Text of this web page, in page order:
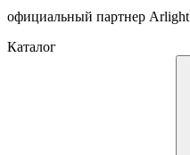
официальный партнер Arlight
Каталог